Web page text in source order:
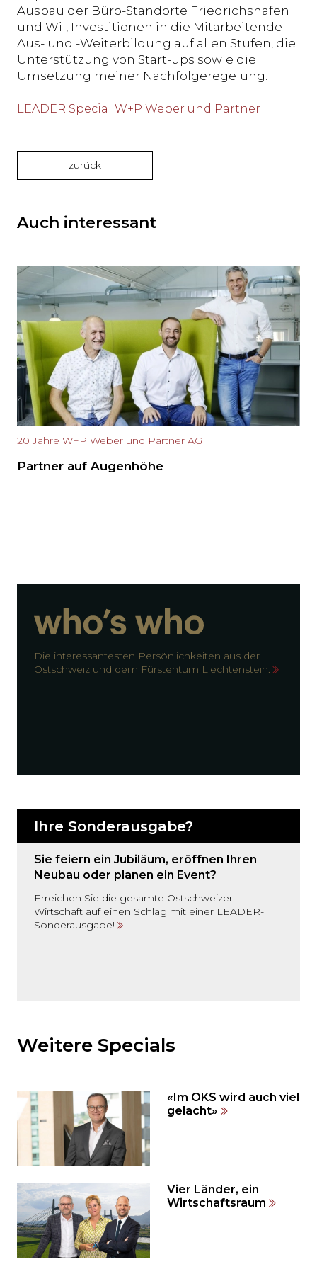
Ausbau der Büro-Standorte Friedrichshafen
und Wil, Investitionen in die Mitarbeitende-
Aus- und -Weiterbildung auf allen Stufen, die
Unterstützung von Start-ups sowie die
Umsetzung meiner Nachfolgeregelung.
LEADER Special W+P Weber und Partner
zurück
Auch interessant
20 Jahre W+P Weber und Partner AG
Partner auf Augenhöhe
Die interessantesten Persönlichkeiten aus der
Ostschweiz und dem Fürstentum Liechtenstein.
Ihre Sonderausgabe?
Sie feiern ein Jubiläum, eröffnen Ihren
Neubau oder planen ein Event?
Erreichen Sie die gesamte Ostschweizer
Wirtschaft auf einen Schlag mit einer LEADER-
Sonderausgabe!
den
Inhalt
auslassen
und
direkt
springen?
Weitere Specials
«Im OKS wird auch viel
gelacht»
Vier Länder, ein
Wirtschaftsraum